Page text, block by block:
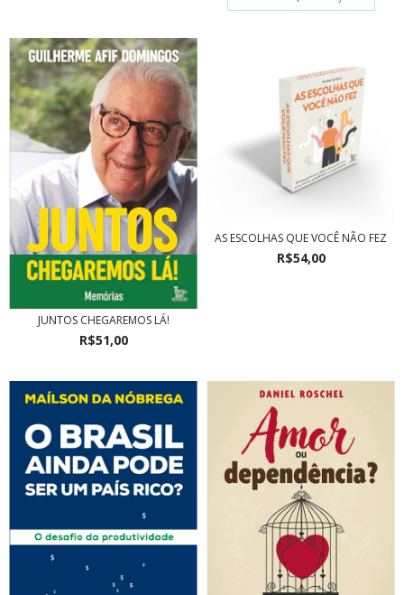
JUNTOS CHEGAREMOS LÁ!
R$51,00
AS ESCOLHAS QUE VOCÊ NÃO FEZ
R$54,00